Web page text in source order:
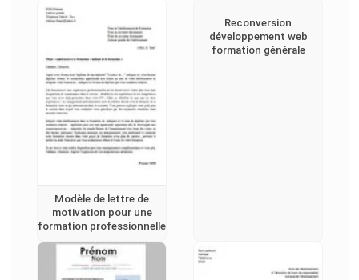
Modèle de lettre de
motivation pour une
formation professionnelle
Reconversion
développement web
formation générale